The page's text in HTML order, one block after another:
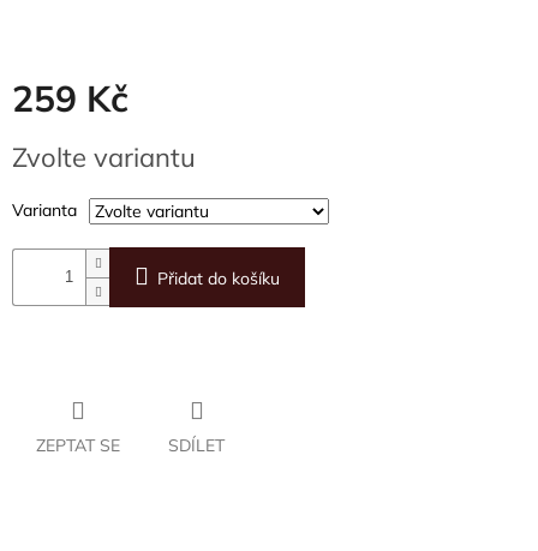
259 Kč
cena:
Zvolte variantu
Varianta
Přidat do košíku
ZEPTAT SE SDÍLET